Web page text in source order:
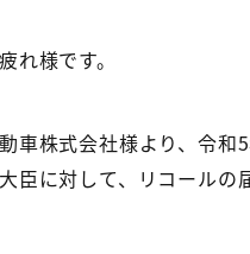
れ様です。
車株式会社様より、令和5
臣に対して、リコールの